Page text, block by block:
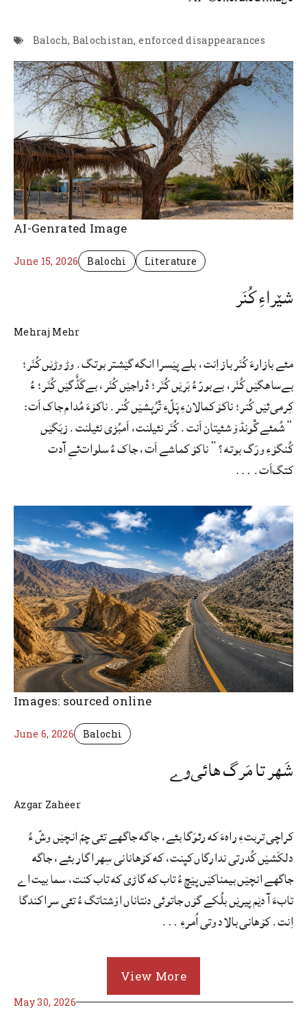
May 30, 2026
Baloch, Balochistan,enforced disappearances
AI-Genrated Image
June 15, 2026 Balochi Literature
شێراءِ کُنَر
Mehraj Mehr
مئے بازارءَ کُنَر باز اِنت، بلے پێسرا انگه گێشتر بوتگ. وڑ وڑێں کُنَر؛
بےساھگێں کُنَر، بےبورّ ءُ بَرێں کُنَر؛ دْراجێں کُنَر، بےگَڈَّگێں کُنَر؛ ءُ
کِرمی‌ئێں کُنر؛ ناکۆ کمالانءِ پَلّءِ تْرُپشێں کُنر. ناکۆءَ مُدام جاک اَت:
”شُمئے گْونڈۆ شئیتان اَنت. کُنَر نئیلنت، اَمبُڑی نئیلنت. زبَگێں
کُنگۆءِ ورَگ بوته؟“ ناکۆ کماشے اَت، جاک ءُ سلوات‌ئےِ آدت
کتگ‌اَت. …
Images: sourced online
June 6, 2026 Balochi
شَهر تا مَرگ هائی‌وے
Azgar Zaheer
کراچی تربتءِ راهءَ که رئوَگا بئے، جاگه جاگھے تئی چمّ انچێں وشّ ءُ
دلکَشێں کُدرتی ندارگاں کپنت، که کۆھانانی سِھرا گار بئے، جاگه
جاگھے انچێں بیمناکێں پێچ ءُ تاب که گاڑی که تاب کنت، سما بیت اے
تابءَ آ دێم پیرێں بلُکے گۆں جاتوئی دنتاناں اۆشتاتگ ءُ تئی سرا کندگا
اِنت. کۆهانی بالاد وتی اُمرءِ …
View More